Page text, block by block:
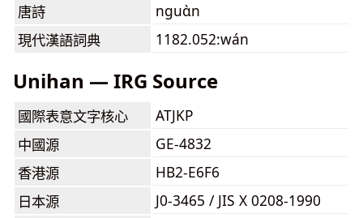
唐詩
nguɑ̀n
現代漢語詞典
1182.052:wán
Unihan — IRG Source
國際表意文字核心
ATJKP
中國源
GE-4832
香港源
HB2-E6F6
日本源
J0-3465 / JIS X 0208-1990